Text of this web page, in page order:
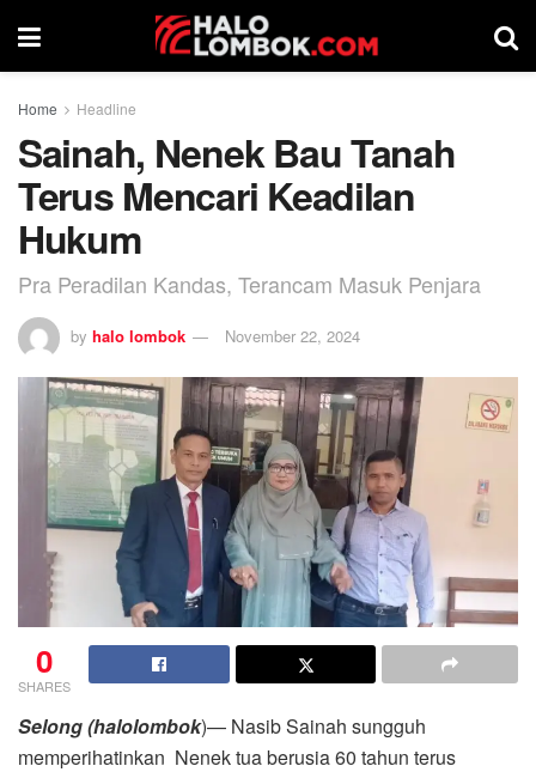
Home Headline
Sainah, Nenek Bau Tanah
Terus Mencari Keadilan
Hukum
Pra Peradilan Kandas, Terancam Masuk Penjara
by halo lombok November 22, 2024
0
SHARES
Selong (halolombok)— Nasib Sainah sungguh
memperihatinkan Nenek tua berusia 60 tahun terus